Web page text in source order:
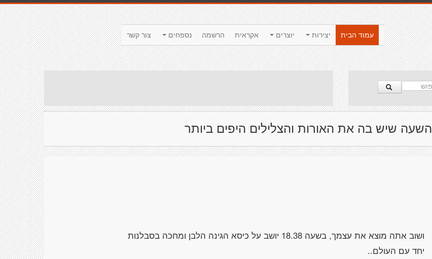
צור קשר נספחים הרשמה אקראית יוצרים יצירות
עמוד הבית
השעה שיש בה את האורות והצלילים היפים ביותר
ושוב אתה מוצא את עצמך, בשעה 18.38 יושב על כיסא הגינה הלבן ומחכה בסבלנות
יחד עם העולם..